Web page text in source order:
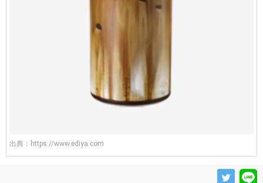
出典： https://www.ediya.com